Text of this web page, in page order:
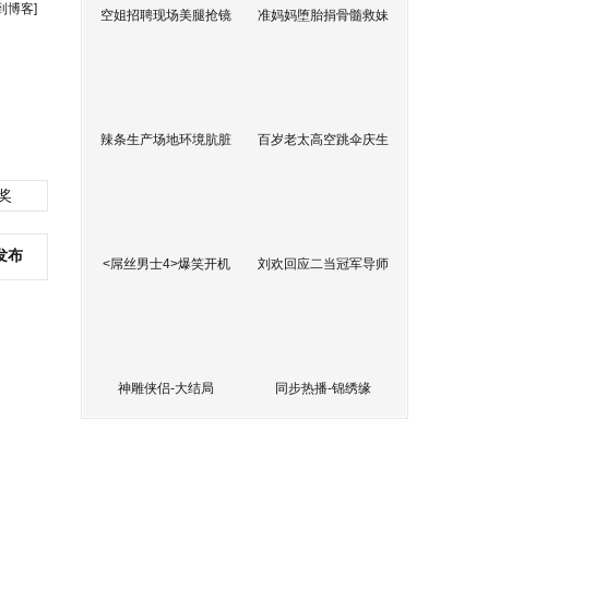
博客]
布
空姐招聘现场美腿抢镜 准妈妈堕胎捐骨髓救妹
辣条生产场地环境肮脏 百岁老太高空跳伞庆生
<屌丝男士4>爆笑开机 刘欢回应二当冠军导师
神雕侠侣-大结局 同步热播-锦绣缘